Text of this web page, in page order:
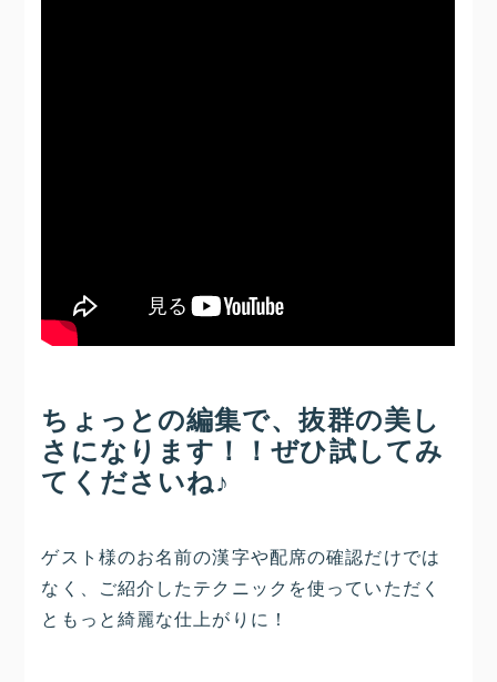
ちょっとの編集で、抜群の美し
さになります！！ぜひ試してみ
てくださいね♪
ゲスト様のお名前の漢字や配席の確認だけでは
なく、ご紹介したテクニックを使っていただく
ともっと綺麗な仕上がりに！